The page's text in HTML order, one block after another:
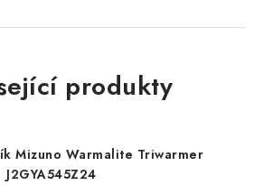
produkty
Mizuno Warmalite Triwarmer
J2GYA545Z24